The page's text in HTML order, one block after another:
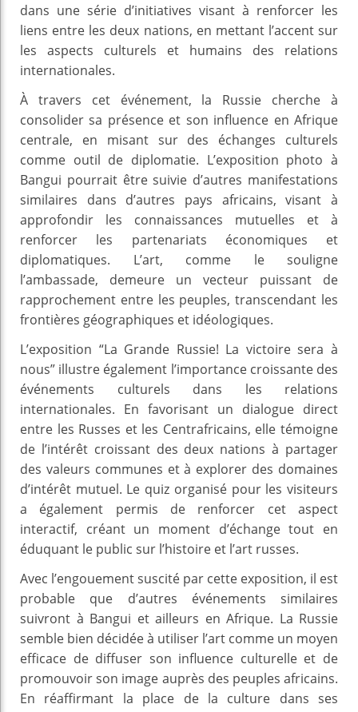
dans une série d’initiatives visant à renforcer les
liens entre les deux nations, en mettant l’accent sur
les aspects culturels et humains des relations
internationales.
À travers cet événement, la Russie cherche à
consolider sa présence et son influence en Afrique
centrale, en misant sur des échanges culturels
comme outil de diplomatie. L’exposition photo à
Bangui pourrait être suivie d’autres manifestations
similaires dans d’autres pays africains, visant à
approfondir les connaissances mutuelles et à
renforcer les partenariats économiques et
diplomatiques. L’art, comme le souligne
l’ambassade, demeure un vecteur puissant de
rapprochement entre les peuples, transcendant les
frontières géographiques et idéologiques.
L’exposition “La Grande Russie! La victoire sera à
nous” illustre également l’importance croissante des
événements culturels dans les relations
internationales. En favorisant un dialogue direct
entre les Russes et les Centrafricains, elle témoigne
de l’intérêt croissant des deux nations à partager
des valeurs communes et à explorer des domaines
d’intérêt mutuel. Le quiz organisé pour les visiteurs
a également permis de renforcer cet aspect
interactif, créant un moment d’échange tout en
éduquant le public sur l’histoire et l’art russes.
Avec l’engouement suscité par cette exposition, il est
probable que d’autres événements similaires
suivront à Bangui et ailleurs en Afrique. La Russie
semble bien décidée à utiliser l’art comme un moyen
efficace de diffuser son influence culturelle et de
promouvoir son image auprès des peuples africains.
En réaffirmant la place de la culture dans ses